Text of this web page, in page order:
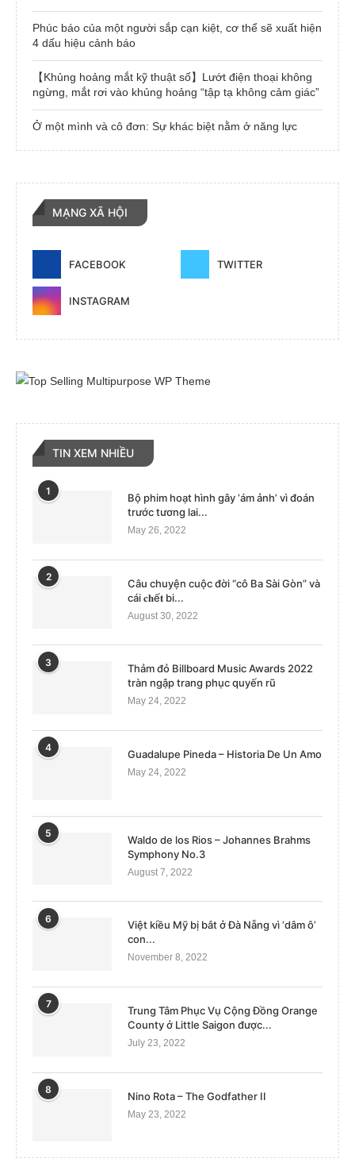
Phúc báo của một người sắp cạn kiệt, cơ thể sẽ xuất hiện
4 dấu hiệu cảnh báo
【Khủng hoảng mắt kỹ thuật số】Lướt điện thoại không
ngừng, mắt rơi vào khủng hoảng “tập tạ không cảm giác”
Ở một mình và cô đơn: Sự khác biệt nằm ở năng lực
MẠNG XÃ HỘI
FACEBOOK TWITTER
INSTAGRAM
TIN XEM NHIỀU
1
Bộ phim hoạt hình gây ‘ám ảnh’ vì đoán
trước tương lai...
May 26, 2022
2
Câu chuyện cuộc đời “cô Ba Sài Gòn” và
cái 𝐜𝐡ế𝐭 bi...
August 30, 2022
3
Thảm đỏ Billboard Music Awards 2022
tràn ngập trang phục quyến rũ
May 24, 2022
4
Guadalupe Pineda – Historia De Un Amo
May 24, 2022
5
Waldo de los Rios – Johannes Brahms
Symphony No.3
August 7, 2022
6
Việt kiều Mỹ bị bắt ở Đà Nẵng vì ‘dâm ô’
con...
November 8, 2022
7
Trung Tâm Phục Vụ Cộng Đồng Orange
County ở Little Saigon được...
July 23, 2022
8
Nino Rota – The Godfather II
May 23, 2022